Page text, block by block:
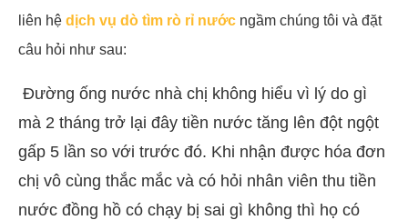
liên hệ dịch vụ dò tìm rò rỉ nước ngầm chúng tôi và đặt
câu hỏi như sau:
Đường ống nước nhà chị không hiểu vì lý do gì
mà 2 tháng trở lại đây tiền nước tăng lên đột ngột
gấp 5 lần so với trước đó. Khi nhận được hóa đơn
chị vô cùng thắc mắc và có hỏi nhân viên thu tiền
nước đồng hồ có chạy bị sai gì không thì họ có